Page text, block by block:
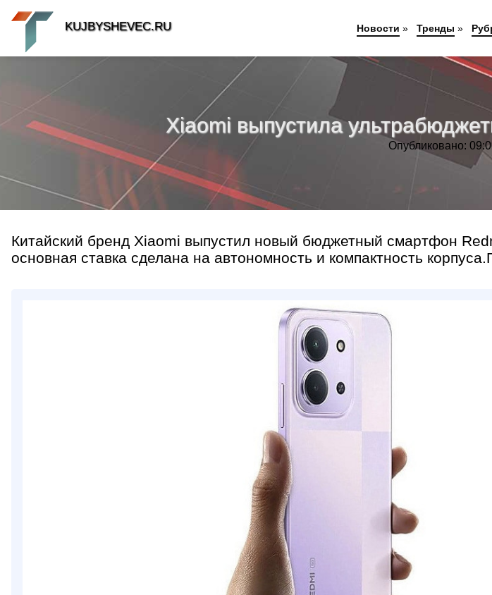
Xiaomi выпустила
Опубликовано:
Китайский бренд Xiaomi выпустил новый бюджетный смартфон
основная ставка сделана на автономность и компактность
KUJBYSHEVEC.RU Новости » Тренды »